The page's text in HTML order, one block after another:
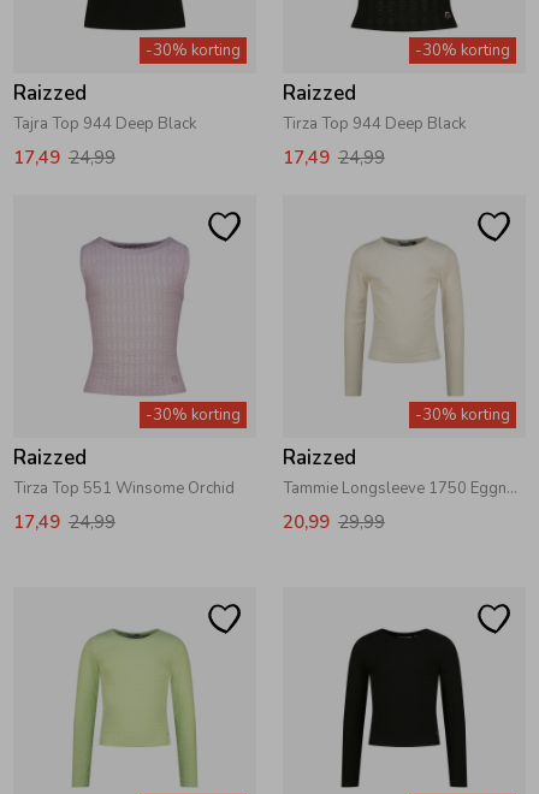
Zwemkleding
Jassen
Overhemden
Regenkleding &-laarzen
Zomeraccessoires
Zwemkleding
Jassen
Overhemden
Rokken & Skorts
Blazers & Gilets
Leggings
Cadeaubonnen
Haaraccessoires
Babyaccessoires
Winterjassen
Zomerjassen
Zwemvesten & Zwembandjes
Winterjassen
Zomerjassen
-30% korting
Raizzed
Tajra Top 944 Deep Black
17,49 24,99
-30% korting
Raizzed
Tirza Top 944 Deep Black
17,49 24,99
-30% korting
Raizzed
Tirza Top 551 Winsome Orchid
17,49 24,99
-30% korting
Raizzed
Tammie Longsleeve 1750 Eggnog
20,99 29,99